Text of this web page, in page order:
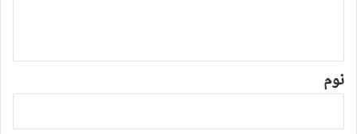
*
نوم